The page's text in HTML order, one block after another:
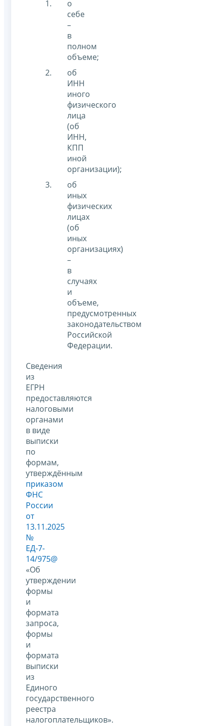
о
себе
–
в
полном
объеме;
об
ИНН
иного
физического
лица
(об
ИНН,
КПП
иной
организации);
об
иных
физических
лицах
(об
иных
организациях)
–
в
случаях
и
объеме,
предусмотренных
законодательством
Российской
Федерации.
Сведения
из
ЕГРН
предоставляются
налоговыми
органами
в виде
выписки
по
формам,
утверждённым
приказом
ФНС
России
от
13.11.2025
№
ЕД-7-
14/975@
«Об
утверждении
формы
и
формата
запроса,
формы
и
формата
выписки
из
Единого
государственного
реестра
налогоплательщиков».